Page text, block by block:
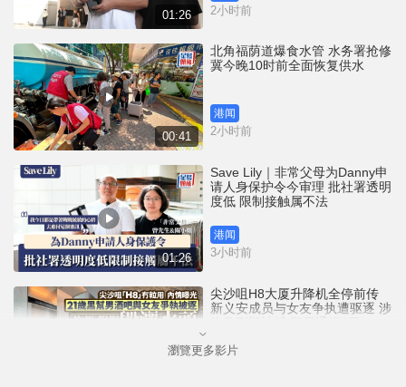
01:26 2小时前
00:41
北角福荫道爆食水管 水务署抢修
冀今晚10时前全面恢复供水
港闻
2小时前
01:26
Save Lily｜非常父母为Danny申
请人身保护令今审理 批社署透明
度低 限制接触属不法
港闻
3小时前
尖沙咀H8大厦升降机全停前传
新义安成员与女友争执遭驱逐 涉
港闻
瀏覽更多影片